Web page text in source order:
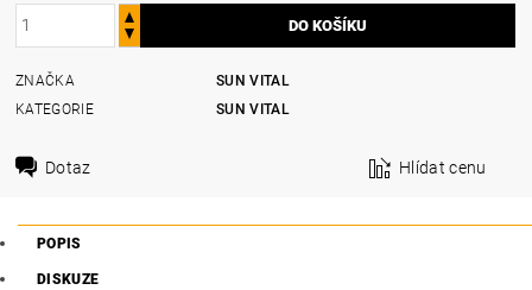
ZNAČKA
SUN VITAL
KATEGORIE
SUN VITAL
Dotaz Hlídat cenu
POPIS
DISKUZE